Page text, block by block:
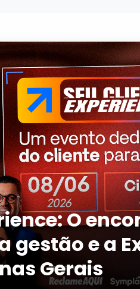
O
gestão e a
Gerais